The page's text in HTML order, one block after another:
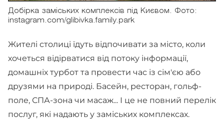
Добірка заміських комплексів під Києвом. Фото:
instagram.com/glibivka.family.park
Жителі столиці їдуть відпочивати за місто, коли
хочеться відірватися від потоку інформації,
домашніх турбот та провести час із сім'єю або
друзями на природі. Басейн, ресторан, гольф-
поле, СПА-зона чи масаж... І це не повний перелік
послуг, які надають у заміських комплексах.